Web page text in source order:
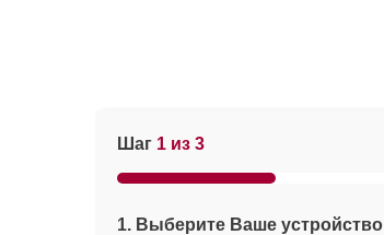
Шаг 1 из 3
1. Выберите Ваше устройство